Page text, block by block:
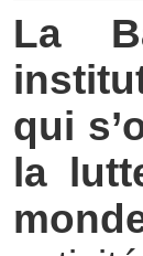
La
qui
la